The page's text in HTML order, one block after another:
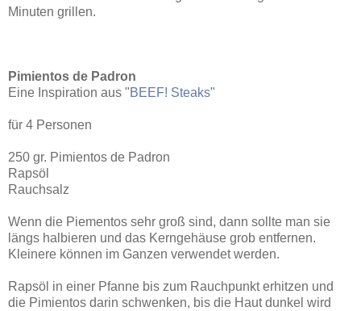
Minuten grillen.
Pimientos de Padron
Eine Inspiration aus "BEEF! Steaks"
für 4 Personen
250 gr. Pimientos de Padron
Rapsöl
Rauchsalz
Wenn die Piementos sehr groß sind, dann sollte man sie
längs halbieren und das Kerngehäuse grob entfernen.
Kleinere können im Ganzen verwendet werden.
Rapsöl in einer Pfanne bis zum Rauchpunkt erhitzen und
die Pimientos darin schwenken, bis die Haut dunkel wird